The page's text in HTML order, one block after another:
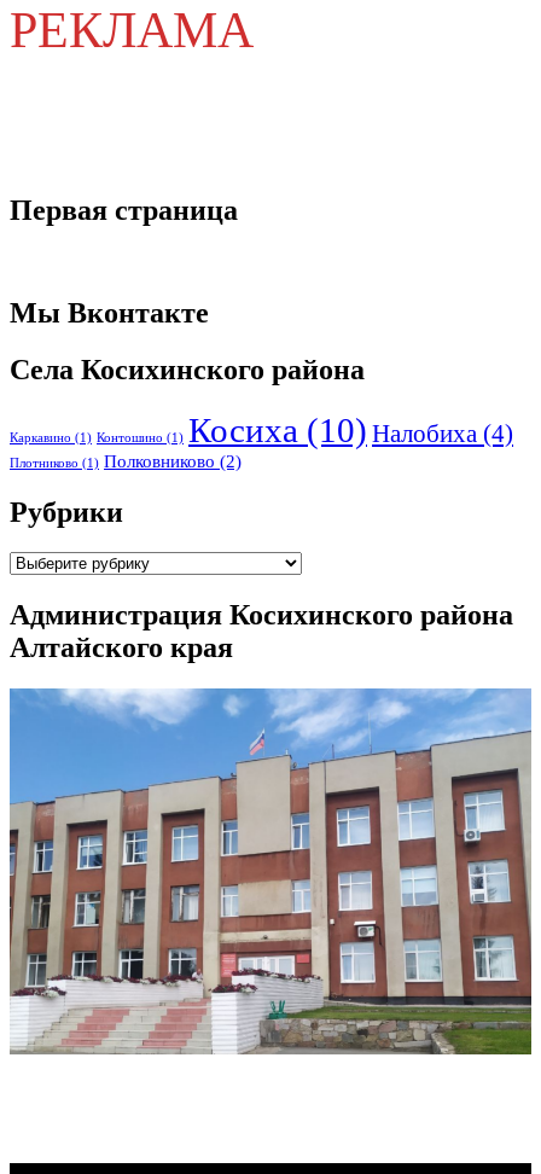
РЕКЛАМА
Первая страница
Мы Вконтакте
Села Косихинского района
Каркавино (1) Контошино (1) Косиха (10) Налобиха (4)
Плотниково (1) Полковниково (2)
Рубрики
Рубрики
Администрация Косихинского района
Алтайского края